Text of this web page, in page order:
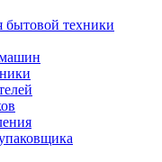
бытовой техники